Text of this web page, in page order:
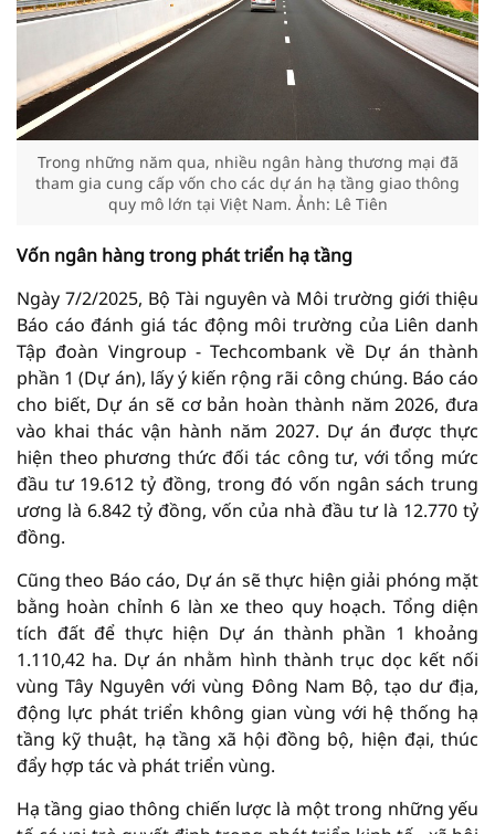
Trong những năm qua, nhiều ngân hàng thương mại đã
tham gia cung cấp vốn cho các dự án hạ tầng giao thông
quy mô lớn tại Việt Nam. Ảnh: Lê Tiên
Vốn ngân hàng trong phát triển hạ tầng
Ngày 7/2/2025, Bộ Tài nguyên và Môi trường giới thiệu
Báo cáo đánh giá tác động môi trường của Liên danh
Tập đoàn Vingroup - Techcombank về Dự án thành
phần 1 (Dự án), lấy ý kiến rộng rãi công chúng. Báo cáo
cho biết, Dự án sẽ cơ bản hoàn thành năm 2026, đưa
vào khai thác vận hành năm 2027. Dự án được thực
hiện theo phương thức đối tác công tư, với tổng mức
đầu tư 19.612 tỷ đồng, trong đó vốn ngân sách trung
ương là 6.842 tỷ đồng, vốn của nhà đầu tư là 12.770 tỷ
đồng.
Cũng theo Báo cáo, Dự án sẽ thực hiện giải phóng mặt
bằng hoàn chỉnh 6 làn xe theo quy hoạch. Tổng diện
tích đất để thực hiện Dự án thành phần 1 khoảng
1.110,42 ha. Dự án nhằm hình thành trục dọc kết nối
vùng Tây Nguyên với vùng Đông Nam Bộ, tạo dư địa,
động lực phát triển không gian vùng với hệ thống hạ
tầng kỹ thuật, hạ tầng xã hội đồng bộ, hiện đại, thúc
đẩy hợp tác và phát triển vùng.
Hạ tầng giao thông chiến lược là một trong những yếu